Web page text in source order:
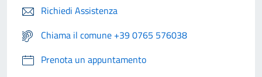
Richiedi Assistenza
Chiama il comune +39 0765 576038
Prenota un appuntamento